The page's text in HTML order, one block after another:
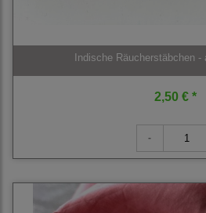
Indische Räucherstäbchen
2,50 € *